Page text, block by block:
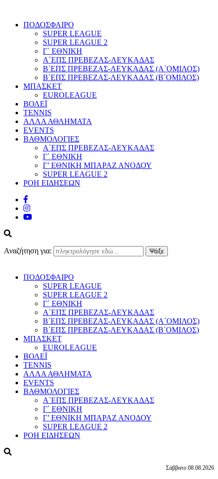
ΠΟΔΟΣΦΑΙΡΟ
SUPER LEAGUE
SUPER LEAGUE 2
Γ΄ ΕΘΝΙΚΗ
Α΄ΕΠΣ ΠΡΕΒΕΖΑΣ-ΛΕΥΚΑΔΑΣ
Β΄ΕΠΣ ΠΡΕΒΕΖΑΣ-ΛΕΥΚΑΔΑΣ (Α΄ΟΜΙΛΟΣ)
Β΄ΕΠΣ ΠΡΕΒΕΖΑΣ-ΛΕΥΚΑΔΑΣ (Β΄ΟΜΙΛΟΣ)
ΜΠΑΣΚΕΤ
EUROLEAGUE
ΒΟΛΕΪ
TENNIS
ΑΛΛΑ ΑΘΛΗΜΑΤΑ
EVENTS
ΒΑΘΜΟΛΟΓΙΕΣ
Α΄ΕΠΣ ΠΡΕΒΕΖΑΣ-ΛΕΥΚΑΔΑΣ
Γ΄ ΕΘΝΙΚΗ
Γ’ ΕΘΝΙΚΗ ΜΠΑΡΑΖ ΑΝΟΔΟΥ
SUPER LEAGUE 2
ΡΟΗ ΕΙΔΗΣΕΩΝ
Αναζήτηση για:
ΠΟΔΟΣΦΑΙΡΟ
SUPER LEAGUE
SUPER LEAGUE 2
Γ΄ ΕΘΝΙΚΗ
Α΄ΕΠΣ ΠΡΕΒΕΖΑΣ-ΛΕΥΚΑΔΑΣ
Β΄ΕΠΣ ΠΡΕΒΕΖΑΣ-ΛΕΥΚΑΔΑΣ (Α΄ΟΜΙΛΟΣ)
Β΄ΕΠΣ ΠΡΕΒΕΖΑΣ-ΛΕΥΚΑΔΑΣ (Β΄ΟΜΙΛΟΣ)
ΜΠΑΣΚΕΤ
EUROLEAGUE
ΒΟΛΕΪ
TENNIS
ΑΛΛΑ ΑΘΛΗΜΑΤΑ
EVENTS
ΒΑΘΜΟΛΟΓΙΕΣ
Α΄ΕΠΣ ΠΡΕΒΕΖΑΣ-ΛΕΥΚΑΔΑΣ
Γ΄ ΕΘΝΙΚΗ
Γ’ ΕΘΝΙΚΗ ΜΠΑΡΑΖ ΑΝΟΔΟΥ
SUPER LEAGUE 2
ΡΟΗ ΕΙΔΗΣΕΩΝ
Σάββατο 08.08.2026